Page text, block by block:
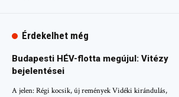
Érdekelhet még
Budapesti HÉV-flotta megújul: Vitézy
bejelentései
A jelen: Régi kocsik, új remények Vidéki kirándulás,